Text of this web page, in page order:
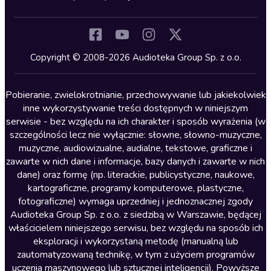
Kryminały
Lektury szkolne
Literatura anglojęzyczna
Literatura faktu
Literatura obyczajowa
Literatura piękna obca
Literatura piękna polska
Nagrania relaksacyjne
Nauka języków
Nauki humanistyczne
Podcasty i audycje
Copyright © 2008-2026 Audioteka Group Sp. z o.o.
Pobieranie, zwielokrotnianie, przechowywanie lub jakiekolwiek
inne wykorzystywanie treści dostępnych w niniejszym
serwisie - bez względu na ich charakter i sposób wyrażenia (w
szczególności lecz nie wyłącznie: słowne, słowno-muzyczne,
muzyczne, audiowizualne, audialne, tekstowe, graficzne i
zawarte w nich dane i informacje, bazy danych i zawarte w nich
dane) oraz formę (np. literackie, publicystyczne, naukowe,
kartograficzne, programy komputerowe, plastyczne,
fotograficzne) wymaga uprzedniej i jednoznacznej zgody
Audioteka Group Sp. z o.o. z siedzibą w Warszawie, będącej
właścicielem niniejszego serwisu, bez względu na sposób ich
eksploracji i wykorzystaną metodę (manualną lub
zautomatyzowaną technikę, w tym z użyciem programów
uczenia maszynowego lub sztucznej inteligencji). Powyższe